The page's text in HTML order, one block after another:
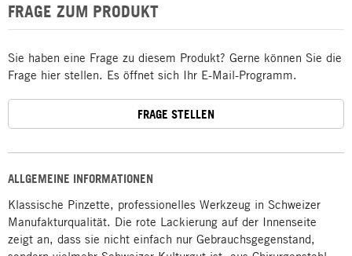
ALLGEMEINE INFORMATIONEN
Klassische Pinzette, professionelles Werkzeug in Schweizer
Manufakturqualität. Die rote Lackierung auf der Innenseite
zeigt an, dass sie nicht einfach nur Gebrauchsgegenstand,
FRAGE ZUM PRODUKT
Sie haben eine Frage zu diesem Produkt? Gerne können Sie die
Frage hier stellen. Es öffnet sich Ihr E-Mail-Programm.
FRAGE STELLEN